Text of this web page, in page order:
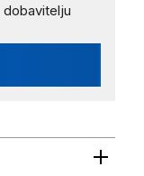
dobavitelju